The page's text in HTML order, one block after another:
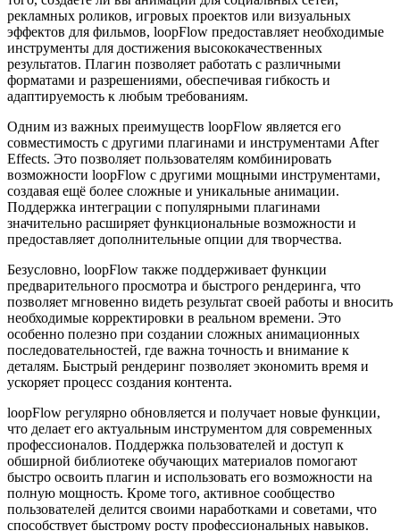
рекламных роликов, игровых проектов или визуальных
эффектов для фильмов, loopFlow предоставляет необходимые
инструменты для достижения высококачественных
результатов. Плагин позволяет работать с различными
форматами и разрешениями, обеспечивая гибкость и
адаптируемость к любым требованиям.
Одним из важных преимуществ loopFlow является его
совместимость с другими плагинами и инструментами After
Effects. Это позволяет пользователям комбинировать
возможности loopFlow с другими мощными инструментами,
создавая ещё более сложные и уникальные анимации.
Поддержка интеграции с популярными плагинами
значительно расширяет функциональные возможности и
предоставляет дополнительные опции для творчества.
Безусловно, loopFlow также поддерживает функции
предварительного просмотра и быстрого рендеринга, что
позволяет мгновенно видеть результат своей работы и вносить
необходимые корректировки в реальном времени. Это
особенно полезно при создании сложных анимационных
последовательностей, где важна точность и внимание к
деталям. Быстрый рендеринг позволяет экономить время и
ускоряет процесс создания контента.
loopFlow регулярно обновляется и получает новые функции,
что делает его актуальным инструментом для современных
профессионалов. Поддержка пользователей и доступ к
обширной библиотеке обучающих материалов помогают
быстро освоить плагин и использовать его возможности на
полную мощность. Кроме того, активное сообщество
пользователей делится своими наработками и советами, что
способствует быстрому росту профессиональных навыков.